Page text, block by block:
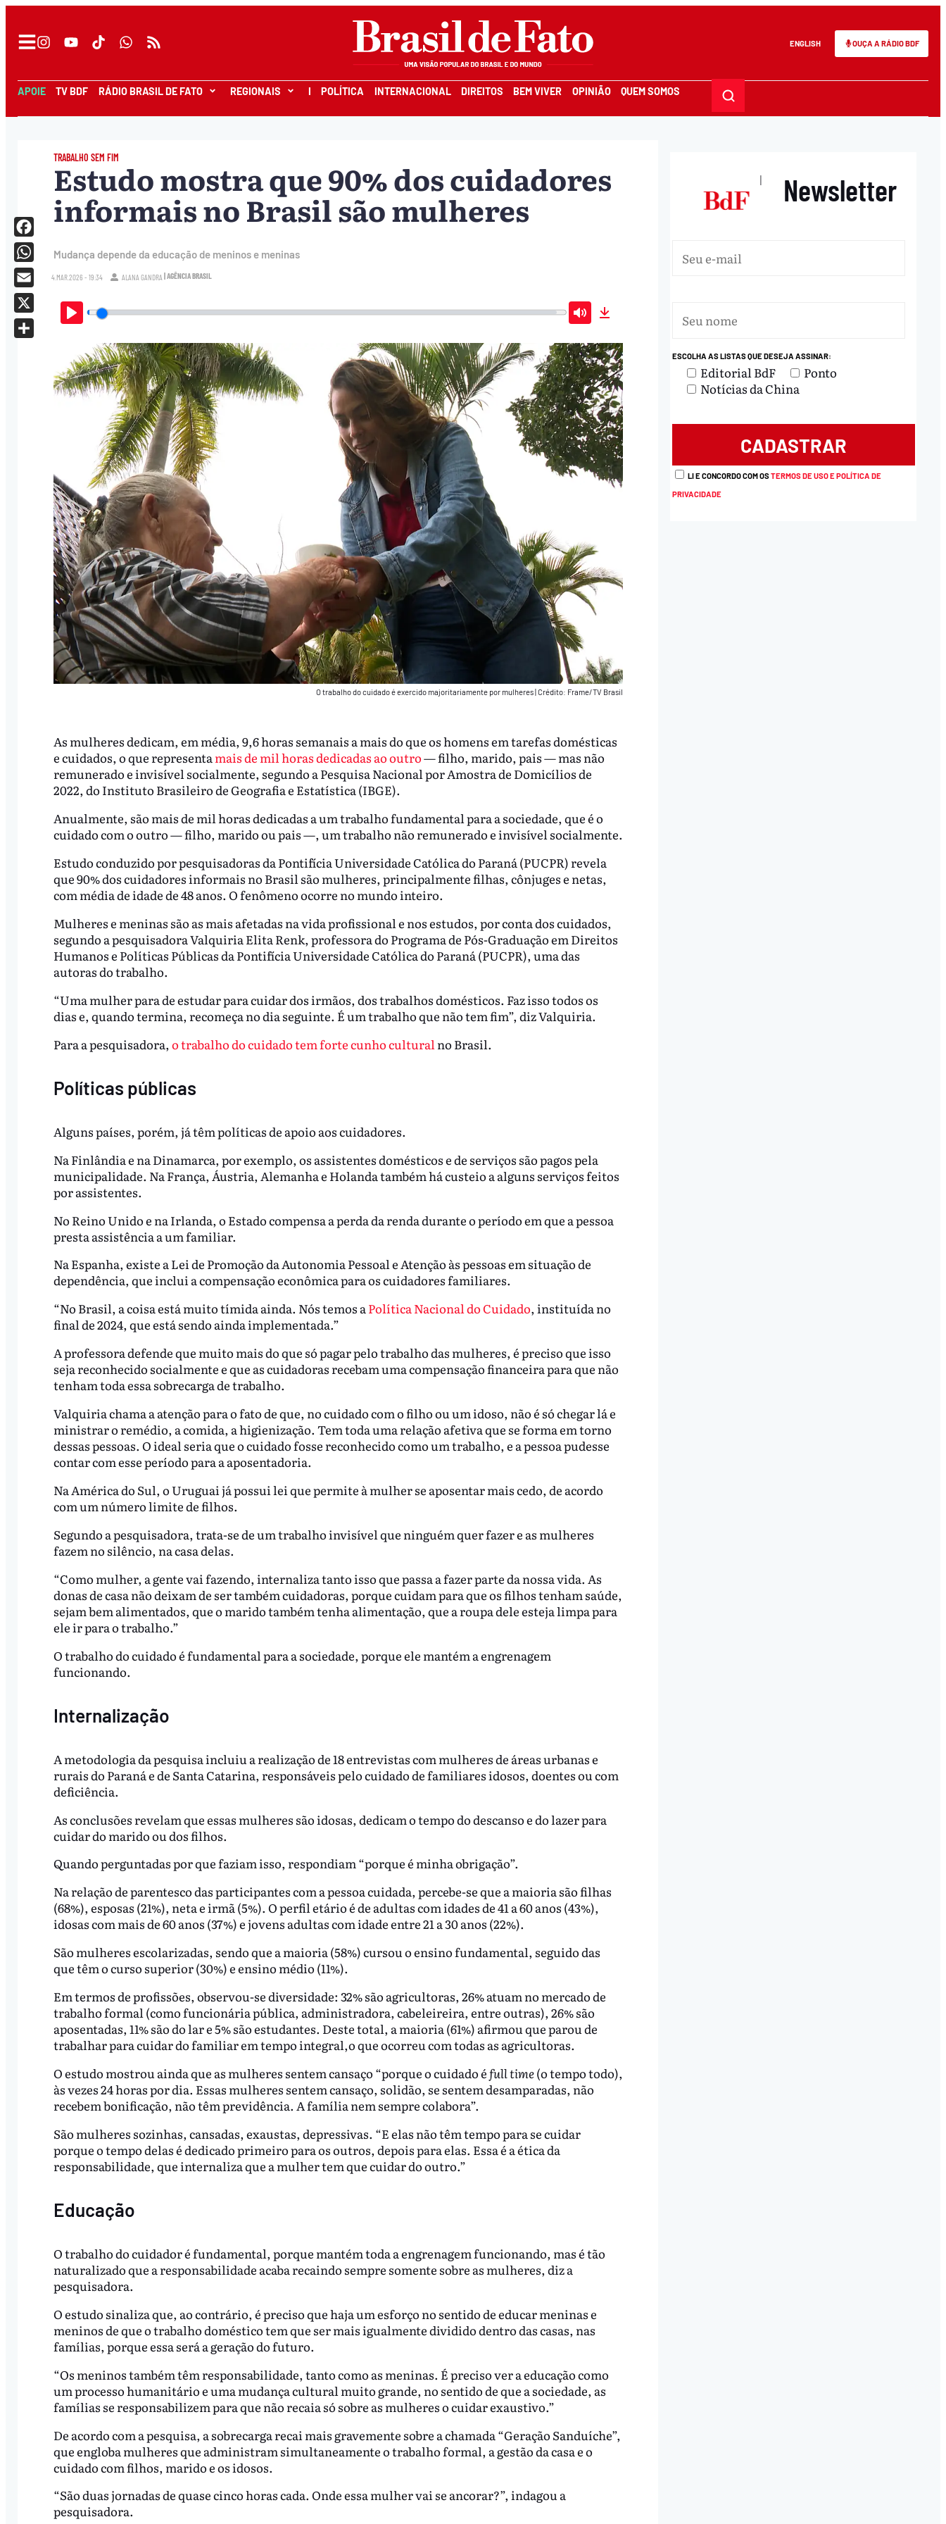
ENGLISH OUÇA A RÁDIO BDF
APOIE TV BDF RÁDIO BRASIL DE FATO REGIONAIS I POLÍTICA INTERNACIONAL DIREITOS BEM VIVER OPINIÃO QUEM SOMOS
TRABALHO SEM FIM
Estudo mostra que 90% dos cuidadores
informais no Brasil são mulheres
Mudança depende da educação de meninos e meninas
4.MAR.2026 - 19:34 ALANA GANDRA | AGÊNCIA BRASIL
Play Mute
O trabalho do cuidado é exercido majoritariamente por mulheres|Crédito: Frame/TV Brasil
As mulheres dedicam, em média, 9,6 horas semanais a mais do que os homens em tarefas domésticas
e cuidados, o que representamais de mil horas dedicadas ao outro— filho, marido, pais — mas não
remunerado e invisível socialmente, segundo a Pesquisa Nacional por Amostra de Domicílios de
2022, do Instituto Brasileiro de Geografia e Estatística (IBGE).
Anualmente, são mais de mil horas dedicadas a um trabalho fundamental para a sociedade, que é o
cuidado com o outro — filho, marido ou pais —, um trabalho não remunerado e invisível socialmente.
Estudo conduzido por pesquisadoras da Pontifícia Universidade Católica do Paraná (PUCPR) revela
que 90% dos cuidadores informais no Brasil são mulheres, principalmente filhas, cônjuges e netas,
com média de idade de 48 anos. O fenômeno ocorre no mundo inteiro.
Mulheres e meninas são as mais afetadas na vida profissional e nos estudos, por conta dos cuidados,
segundo a pesquisadora Valquiria Elita Renk, professora do Programa de Pós-Graduação em Direitos
Humanos e Políticas Públicas da Pontifícia Universidade Católica do Paraná (PUCPR), uma das
autoras do trabalho.
“Uma mulher para de estudar para cuidar dos irmãos, dos trabalhos domésticos. Faz isso todos os
dias e, quando termina, recomeça no dia seguinte. É um trabalho que não tem fim”, diz Valquiria.
Para a pesquisadora, o trabalho do cuidado tem forte cunho cultural no Brasil.
Políticas públicas
Alguns países, porém, já têm políticas de apoio aos cuidadores.
Na Finlândia e na Dinamarca, por exemplo, os assistentes domésticos e de serviços são pagos pela
municipalidade. Na França, Áustria, Alemanha e Holanda também há custeio a alguns serviços feitos
por assistentes.
No Reino Unido e na Irlanda, o Estado compensa a perda da renda durante o período em que a pessoa
presta assistência a um familiar.
Na Espanha, existe a Lei de Promoção da Autonomia Pessoal e Atenção às pessoas em situação de
dependência, que inclui a compensação econômica para os cuidadores familiares.
“No Brasil, a coisa está muito tímida ainda. Nós temos aPolítica Nacional do Cuidado, instituída no
final de 2024, que está sendo ainda implementada.”
A professora defende que muito mais do que só pagar pelo trabalho das mulheres, é preciso que isso
seja reconhecido socialmente e que as cuidadoras recebam uma compensação financeira para que não
tenham toda essa sobrecarga de trabalho.
Valquiria chama a atenção para o fato de que, no cuidado com o filho ou um idoso, não é só chegar lá e
ministrar o remédio, a comida, a higienização. Tem toda uma relação afetiva que se forma em torno
dessas pessoas. O ideal seria que o cuidado fosse reconhecido como um trabalho, e a pessoa pudesse
contar com esse período para a aposentadoria.
Na América do Sul, o Uruguai já possui lei que permite à mulher se aposentar mais cedo, de acordo
com um número limite de filhos.
Segundo a pesquisadora, trata-se de um trabalho invisível que ninguém quer fazer e as mulheres
fazem no silêncio, na casa delas.
“Como mulher, a gente vai fazendo, internaliza tanto isso que passa a fazer parte da nossa vida. As
donas de casa não deixam de ser também cuidadoras, porque cuidam para que os filhos tenham saúde,
sejam bem alimentados, que o marido também tenha alimentação, que a roupa dele esteja limpa para
ele ir para o trabalho.”
O trabalho do cuidado é fundamental para a sociedade, porque ele mantém a engrenagem
funcionando.
Internalização
A metodologia da pesquisa incluiu a realização de 18 entrevistas com mulheres de áreas urbanas e
rurais do Paraná e de Santa Catarina, responsáveis pelo cuidado de familiares idosos, doentes ou com
deficiência.
As conclusões revelam que essas mulheres são idosas, dedicam o tempo do descanso e do lazer para
cuidar do marido ou dos filhos.
Quando perguntadas por que faziam isso, respondiam “porque é minha obrigação”.
Na relação de parentesco das participantes com a pessoa cuidada, percebe-se que a maioria são filhas
(68%), esposas (21%), neta e irmã (5%). O perfil etário é de adultas com idades de 41 a 60 anos (43%),
idosas com mais de 60 anos (37%) e jovens adultas com idade entre 21 a 30 anos (22%).
São mulheres escolarizadas, sendo que a maioria (58%) cursou o ensino fundamental, seguido das
que têm o curso superior (30%) e ensino médio (11%).
Em termos de profissões, observou-se diversidade: 32% são agricultoras, 26% atuam no mercado de
trabalho formal (como funcionária pública, administradora, cabeleireira, entre outras), 26% são
aposentadas, 11% são do lar e 5% são estudantes. Deste total, a maioria (61%) afirmou que parou de
trabalhar para cuidar do familiar em tempo integral,o que ocorreu com todas as agricultoras.
O estudo mostrou ainda que as mulheres sentem cansaço “porque o cuidado éfull time(o tempo todo),
às vezes 24 horas por dia. Essas mulheres sentem cansaço, solidão, se sentem desamparadas, não
recebem bonificação, não têm previdência. A família nem sempre colabora”.
São mulheres sozinhas, cansadas, exaustas, depressivas. “E elas não têm tempo para se cuidar
porque o tempo delas é dedicado primeiro para os outros, depois para elas. Essa é a ética da
responsabilidade, que internaliza que a mulher tem que cuidar do outro.”
Educação
O trabalho do cuidador é fundamental, porque mantém toda a engrenagem funcionando, mas é tão
naturalizado que a responsabilidade acaba recaindo sempre somente sobre as mulheres, diz a
pesquisadora.
O estudo sinaliza que, ao contrário, é preciso que haja um esforço no sentido de educar meninas e
meninos de que o trabalho doméstico tem que ser mais igualmente dividido dentro das casas, nas
famílias, porque essa será a geração do futuro.
“Os meninos também têm responsabilidade, tanto como as meninas. É preciso ver a educação como
um processo humanitário e uma mudança cultural muito grande, no sentido de que a sociedade, as
famílias se responsabilizem para que não recaia só sobre as mulheres o cuidar exaustivo.”
De acordo com a pesquisa, a sobrecarga recai mais gravemente sobre a chamada “Geração Sanduíche”,
que engloba mulheres que administram simultaneamente o trabalho formal, a gestão da casa e o
cuidado com filhos, marido e os idosos.
“São duas jornadas de quase cinco horas cada. Onde essa mulher vai se ancorar?”, indagou a
pesquisadora.
Facebook
WhatsApp
Email
X
| Newsletter
ESCOLHA AS LISTAS QUE DESEJA ASSINAR:
Editorial BdF
Ponto
Notícias da China
LI E CONCORDO COM OSTERMOS DE USO E POLÍTICA DE
PRIVACIDADE